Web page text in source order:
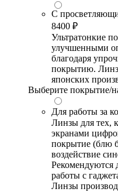
С
8400 ₽
Ультратонкие
улучшенными
благодаря
покрытию.
японских
Выберите покрытие/
Для работы за
Линзы для тех,
экранами
покрытие (блю
воздействие
Рекомендуются
работы с
Линзы